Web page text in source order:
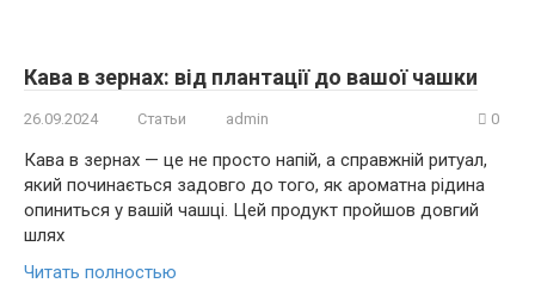
Кава в зернах: від плантації до вашої чашки
26.09.2024 Статьи admin 0
Кава в зернах — це не просто напій, а справжній ритуал,
який починається задовго до того, як ароматна рідина
опиниться у вашій чашці. Цей продукт пройшов довгий
шлях
Читать полностью